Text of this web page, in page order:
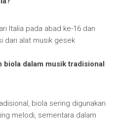
Italia pada abad ke-16 dan
dari alat musik gesek
biola dalam musik tradisional
biola sering digunakan
melodi, sementara dalam